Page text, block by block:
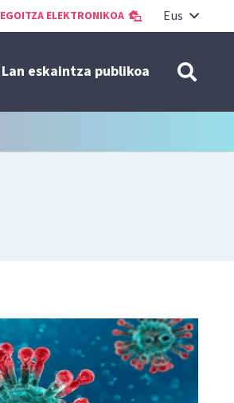
EGOITZA ELEKTRONIKOA Eus
Lan eskaintza publikoa